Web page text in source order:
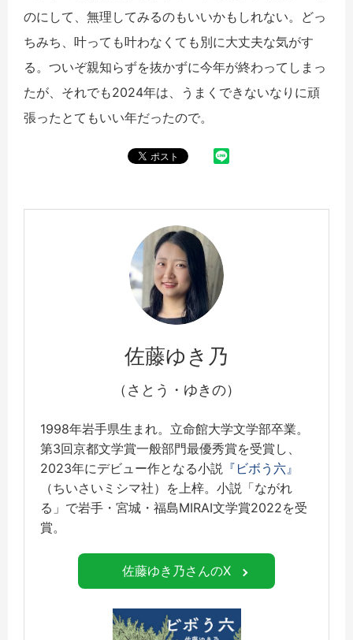
のにして、無理してみるのもいいかもしれない。どっ
ちみち、叶っても叶わなくても別に大丈夫な気がす
る。ついぞ親知らずを抜かずに今年が終わってしまっ
たが、それでも2024年は、うまくできないなりに頑
張ったとてもいい年だったので。
佐藤ゆき乃
（さとう・ゆきの）
1998年岩手県生まれ。立命館大学文学部卒業。
第3回京都文学賞一般部門最優秀賞を受賞し、
2023年にデビュー作となる小説 『ビボう六』
（ちいさいミシマ社）を上梓。小説「ながれ
る」で岩手・宮城・福島MIRAI文学賞2022を受
賞。
佐藤ゆき乃さんのX